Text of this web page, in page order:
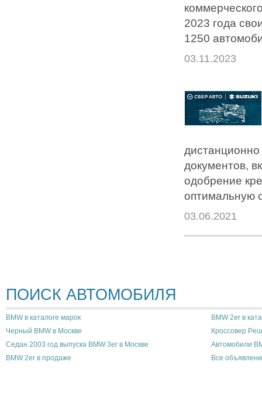
2023 года
1250
03.11.2023
документов,
одобрение
оптимальную
03.06.2021
ПОИСК АВТОМОБИЛЯ
BMW в каталоге марок
BMW 2er в
Черный BMW в Москве
Кроссовер
Седан 2003 год выпуска BMW 3er в Москве
Автомобили
BMW 2er в продаже
Все